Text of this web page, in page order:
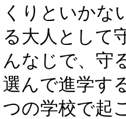
くりといかな
る大人として
んなじで、守
選んで進学す
つの学校で起